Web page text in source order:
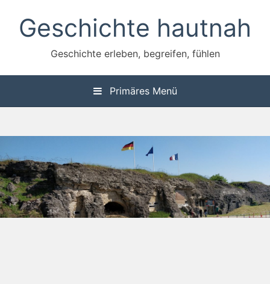
Inhalt
springenGeschichte hautnah
Geschichte erleben, begreifen, fühlen
Primäres Menü